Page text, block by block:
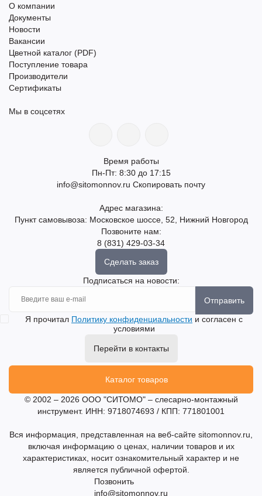
О компании
Документы
Новости
Вакансии
Цветной каталог (PDF)
Поступление товара
Производители
Сертификаты
Мы в соцсетях
Время работы
Пн-Пт: 8:30 до 17:15
info@sitomonnov.ru Скопировать почту
Адрес магазина:
Пункт самовывоза: Московское шоссе, 52, Нижний Новгород
Позвоните нам:
8 (831) 429-03-34
Сделать заказ
Подписаться на новости:
Отправить
Я прочитал Политику конфиденциальности и согласен с
условиями
Перейти в контакты
Каталог товаров
© 2002 – 2026 ООО "СИТОМО" – слесарно-монтажный
инструмент. ИНН: 9718074693 / КПП: 771801001
Вся информация, представленная на веб-сайте sitomonnov.ru,
включая информацию о ценах, наличии товаров и их
характеристиках, носит ознакомительный характер и не
является публичной офертой.
Позвонить
info@sitomonnov.ru